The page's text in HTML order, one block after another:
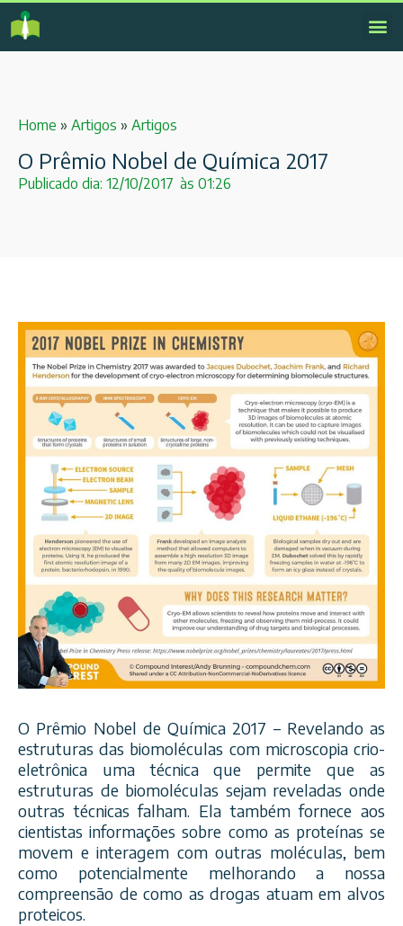
Home » Artigos » Artigos
O Prêmio Nobel de Química 2017
Publicado dia: 12/10/2017 às 01:26
O Prêmio Nobel de Química 2017 – Revelando as
estruturas das biomoléculas com microscopia crio-
eletrônica uma técnica que permite que as
estruturas de biomoléculas sejam reveladas onde
outras técnicas falham. Ela também fornece aos
cientistas informações sobre como as proteínas se
movem e interagem com outras moléculas, bem
como potencialmente melhorando a nossa
compreensão de como as drogas atuam em alvos
proteicos.